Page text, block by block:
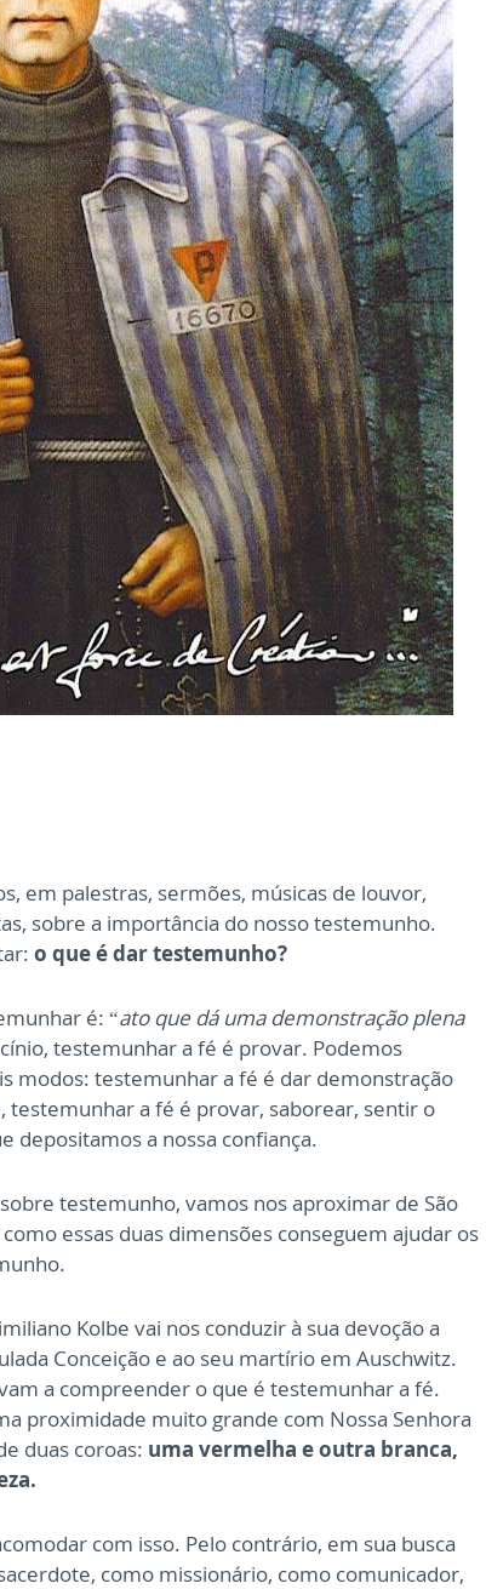
em palestras, sermões, músicas de louvor,
sobre a importância do nosso testemunho.
o que é dar testemunho?
é: “ato que dá uma demonstração plena
testemunhar a fé é provar. Podemos
modos: testemunhar a fé é dar demonstração
testemunhar a fé é provar, saborear, sentir o
depositamos a nossa confiança.
testemunho, vamos nos aproximar de São
essas duas dimensões conseguem ajudar os
Kolbe vai nos conduzir à sua devoção a
Conceição e ao seu martírio em Auschwitz.
a compreender o que é testemunhar a fé.
proximidade muito grande com Nossa Senhora
duas coroas: uma vermelha e outra branca,
com isso. Pelo contrário, em sua busca
como missionário, como comunicador,